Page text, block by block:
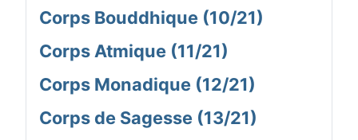
Corps Bouddhique (10/21)
Corps Atmique (11/21)
Corps Monadique (12/21)
Corps de Sagesse (13/21)